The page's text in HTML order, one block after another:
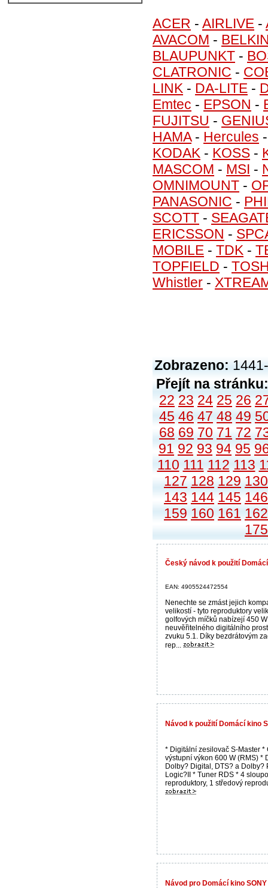
ACER - AIRLIVE -
AVACOM -
BLAUPUNKT -
CLATRONIC -
LINK - DA-LITE -
Emtec - EPSON -
FUJITSU -
HAMA- Hercules
KODAK - KOSS -
MASCOM - MSI -
OMNIMOUNT -
PANASONIC -
SCOTT -
ERICSSON -
MOBILE - TDK -
TOPFIELD -
Whistler -
Zobrazeno:
Přejít na stránku:
22 23 24 25 26
45 46 47 48 49
68 69 70 71 72
91 92 93 94 95
110 111 112 113
127 128 129 130
143 144 145 146
159 160 161 162
175
Český návod k použití
EAN: 4905524472554
Nenechte se zmást jejich
velikostí - tyto reproduktory
golfových míčků nabízejí 450 W
neuvěřitelného digitálního
zvuku 5.1. Díky bezdrátovým
rep...
Návod k použití Domácí kino
* Digitální zesilovač S-Master *
výstupní výkon 600 W (RMS) *
Dolby? Digital, DTS? a Dolby?
Logic?II * Tuner RDS * 4
reproduktory, 1 středový
Návod pro Domácí kino